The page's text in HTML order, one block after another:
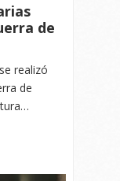
de
realizó
de